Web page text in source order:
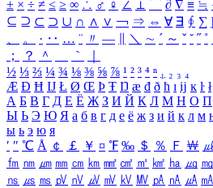
± × ÷ ≠ ≤ ≥ ∞ ∴ ♂ ♀ ∠ ⊥ ⌒ ∂ ∇ ≡ ≒
⊆ ⊇ ⊂ ⊃ ∪ ∩ ∧ ∨ ￢ ⇒ ⇔ ∀ ∃ ∮ ∑
、
。 · ‥ … ¨ 〃 ― ＼ ∼ ´ ～ ˇ ˘ ˝ ˚
；
？ ＾ ｀
½ ⅓ ⅔ ¼ ¾ ⅛ ⅜ ⅝ ⅞ ¹ ² ³ ⁴ ⁿ ₁ ₂ ₃ ₄
Æ Ð Ħ Ĳ Ł Ø Œ Þ Ŧ Ŋ æ đ ð ħ ı ĳ ĸ ŀ ł
А Б В Г Д Е Ё Ж З И Й К Л М Н О П
Ы Ь Э Ю Я а б в г д е ё ж з и й к л м
ы ь э ю я
′ ″ ℃ Å ￠ ￡ ￥ ¤ ℉ ‰ ＄ ％ Ｆ ￦
㎙ ㎚ ㎛ ㎜ ㎝ ㎞ ㎟ ㎠ ㎡ ㎢ ㏊ ㎍ ㎎
㎱ ㎲ ㎳ ㎴ ㎵ ㎶ ㎷ ㎸ ㎹ ㎀ ㎁ ㎂ ㎃